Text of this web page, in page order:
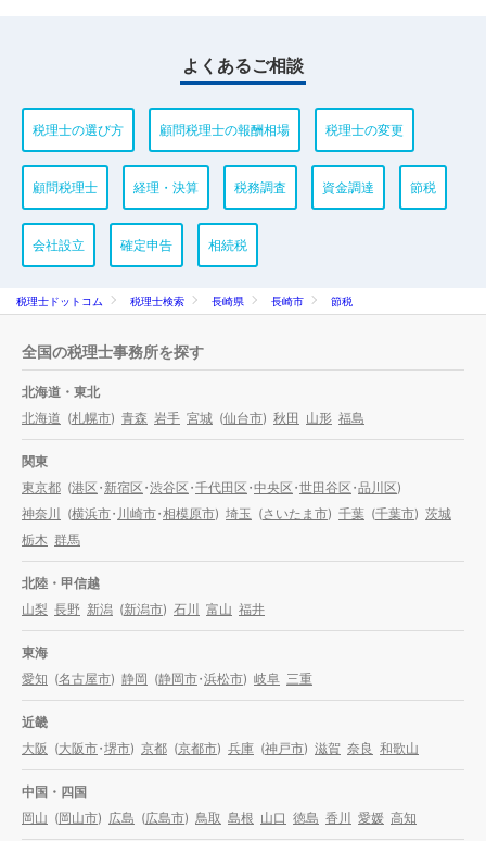
よくあるご相談
税理士の選び方 顧問税理士の報酬相場 税理士の変更
顧問税理士 経理・決算 税務調査 資金調達 節税
会社設立 確定申告 相続税
税理士ドットコム 税理士検索 長崎県 長崎市 節税
全国の税理士事務所を探す
北海道・東北
北海道 (札幌市) 青森 岩手 宮城 (仙台市) 秋田 山形 福島
関東
東京都 (港区・新宿区・渋谷区・千代田区・中央区・世田谷区・品川区)
神奈川 (横浜市・川崎市・相模原市) 埼玉 (さいたま市) 千葉 (千葉市) 茨城
栃木 群馬
北陸・甲信越
山梨 長野 新潟 (新潟市) 石川 富山 福井
東海
愛知 (名古屋市) 静岡 (静岡市・浜松市) 岐阜 三重
近畿
大阪 (大阪市・堺市) 京都 (京都市) 兵庫 (神戸市) 滋賀 奈良 和歌山
中国・四国
岡山 (岡山市) 広島 (広島市) 鳥取 島根 山口 徳島 香川 愛媛 高知